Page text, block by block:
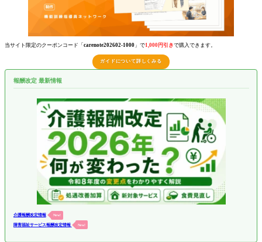
当サイト限定のクーポンコード「 carenote202602-1000 」で1,000円引きで購入できます。
ガイドについて詳しくみる
報酬改定 最新情報
介護報酬改定情報 New!
障害福祉サービス報酬改定情報 New!